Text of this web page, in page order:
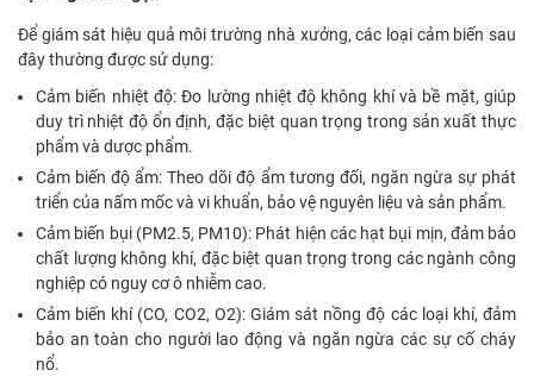
Để giám sát hiệu quả môi trường nhà xưởng, các loại cảm biến sau
đây thường được sử dụng:
Cảm biến nhiệt độ: Đo lường nhiệt độ không khí và bề mặt, giúp
duy trì nhiệt độ ổn định, đặc biệt quan trọng trong sản xuất thực
phẩm và dược phẩm.
Cảm biến độ ẩm: Theo dõi độ ẩm tương đối, ngăn ngừa sự phát
triển của nấm mốc và vi khuẩn, bảo vệ nguyên liệu và sản phẩm.
Cảm biến bụi (PM2.5, PM10): Phát hiện các hạt bụi mịn, đảm bảo
chất lượng không khí, đặc biệt quan trọng trong các ngành công
nghiệp có nguy cơ ô nhiễm cao.
Cảm biến khí (CO, CO2, O2): Giám sát nồng độ các loại khí, đảm
bảo an toàn cho người lao động và ngăn ngừa các sự cố cháy
nổ.